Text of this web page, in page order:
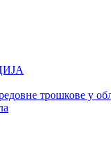
трошкове у